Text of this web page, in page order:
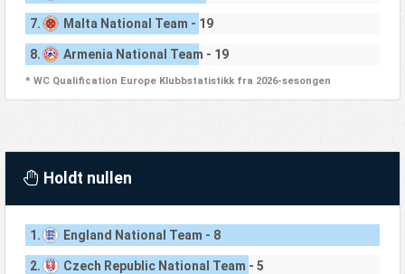
7. Malta National Team - 19
8. Armenia National Team - 19
* WC Qualification Europe Klubbstatistikk fra 2026-sesongen
Holdt nullen
1. England National Team - 8
2. Czech Republic National Team - 5